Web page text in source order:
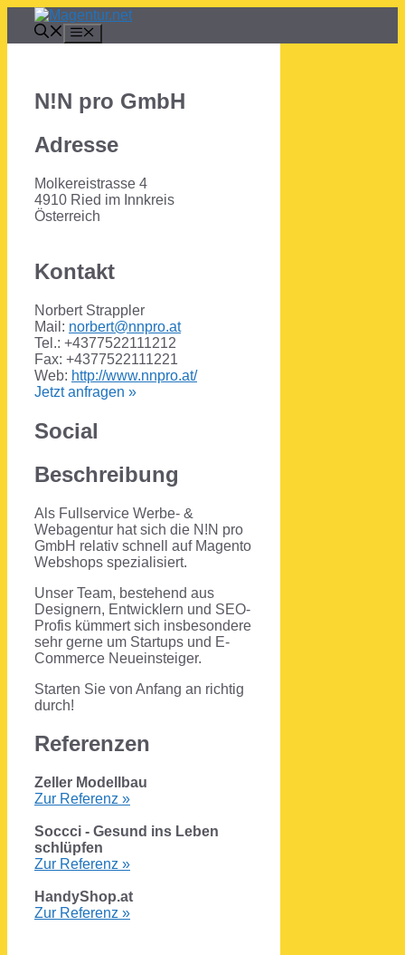
Inhalt
springen
N!N pro GmbH
Adresse
Molkereistrasse 4
4910 Ried im Innkreis
Österreich
Kontakt
Norbert Strappler
Mail: norbert@nnpro.at
Tel.: +4377522111212
Fax: +4377522111221
Web: http://www.nnpro.at/
Jetzt anfragen »
Social
Beschreibung
Als Fullservice Werbe- &
Webagentur hat sich die N!N pro
GmbH relativ schnell auf Magento
Webshops spezialisiert.
Unser Team, bestehend aus
Designern, Entwicklern und SEO-
Profis kümmert sich insbesondere
sehr gerne um Startups und E-
Commerce Neueinsteiger.
Starten Sie von Anfang an richtig
durch!
Referenzen
Zeller Modellbau
Zur Referenz »
Soccci - Gesund ins Leben
schlüpfen
Zur Referenz »
HandyShop.at
Zur Referenz »